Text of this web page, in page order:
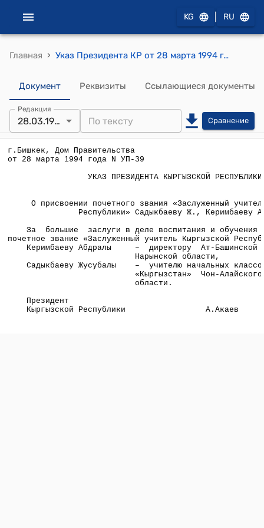
KG RU
Главная › Указ Президента КР от 28 марта 1994 года УП №39 "О присвоении почетного звания «Заслуженный учитель Кыргызской Республики» Садыкбаеву Ж., Керимбаеву А."
Документ Реквизиты Ссылающиеся документы
Редакция
28.03.1994 Сравнение